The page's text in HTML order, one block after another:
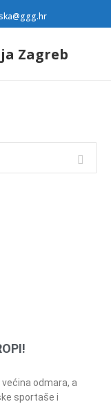
većina odmara, a
sportaše i